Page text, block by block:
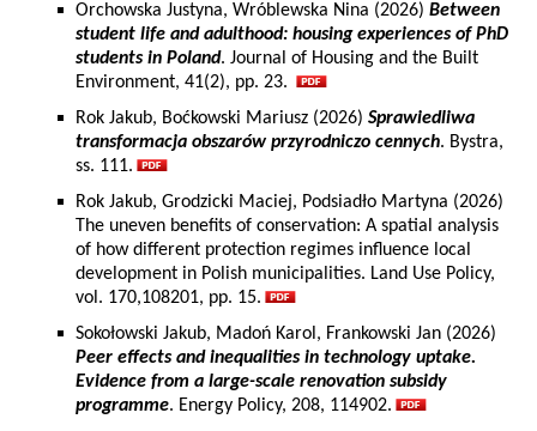
Orchowska Justyna, Wróblewska Nina (2026) Between
student life and adulthood: housing experiences of PhD
students in Poland. Journal of Housing and the Built
Environment, 41(2), pp. 23.
Rok Jakub, Boćkowski Mariusz (2026) Sprawiedliwa
transformacja obszarów przyrodniczo cennych. Bystra,
ss. 111.
Rok Jakub, Grodzicki Maciej, Podsiadło Martyna (2026)
The uneven benefits of conservation: A spatial analysis
of how different protection regimes influence local
development in Polish municipalities. Land Use Policy,
vol. 170,108201, pp. 15.
Sokołowski Jakub, Madoń Karol, Frankowski Jan (2026)
Peer effects and inequalities in technology uptake.
Evidence from a large-scale renovation subsidy
programme. Energy Policy, 208, 114902.